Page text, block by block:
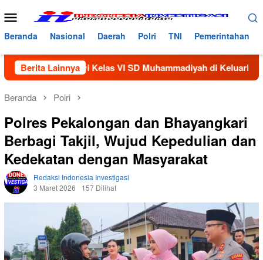
ke
konten
Menu
Mobile
Beranda Nasional Daerah Polri TNI Pemerintahan
Berita Lainnya
Siswi Kelas VI SD Muhammadiyah di Keluarkan Dari
Beranda Polri
Polres Pekalongan dan Bhayangkari
Berbagi Takjil, Wujud Kepedulian dan
Kedekatan dengan Masyarakat
Redaksi Indonesia Investigasi
3 Maret 2026
157 Dilihat